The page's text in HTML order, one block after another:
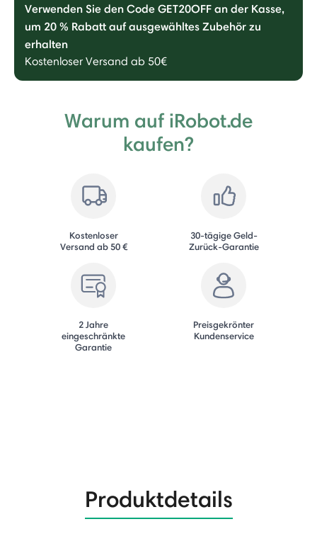
Verwenden Sie den Code GET20OFF an der Kasse,
um 20 % Rabatt auf ausgewähltes Zubehör zu
erhalten
Kostenloser Versand ab 50€
Warum auf iRobot.de
kaufen?
Kostenloser
Versand ab 50 €
30-tägige Geld-
Zurück-Garantie
2 Jahre
eingeschränkte
Garantie
Preisgekrönter
Kundenservice
Produktdetails